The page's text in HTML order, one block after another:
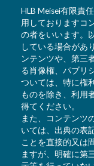
HLB Meisei有限責
用しておりますコ
の者をいいます。
している場合があ
ンテンツや、第三
る肖像権、パブリ
ついては、特に権
ものを除き、利用
得てください。
また、コンテンツ
いては、出典の表
ことを直接的又は
ますが、明確に第